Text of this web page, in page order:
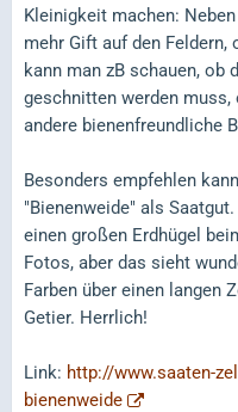
Kleinigkeit machen:
mehr Gift auf den
kann man zB schauen, ob
geschnitten werden
andere bienenfreundliche
Besonders empfehlen
"Bienenweide" als
einen großen Erdhügel
Fotos, aber das sieht
Farben über einen langen
Getier. Herrlich!
Link: http://www.saaten-
bienenweide